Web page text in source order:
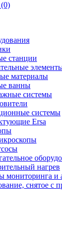
станции
материалы
ванны
системы
системы
Ersa
нагрев
мониторинга и
снятое с